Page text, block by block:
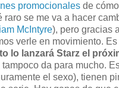
promocionales de
raro se me va a hacer
McIntyre), pero gracias
verle en movimiento.
lo lanzará Starz el
da para mucho.
el sexo), tienen